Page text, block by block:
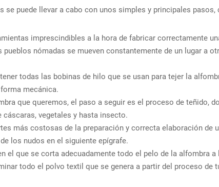
se puede llevar a cabo con unos simples y principales
imprescindibles a la hora de fabricar correctamente
nómadas se mueven constantemente de un lugar a
todas las bobinas de hilo que se usan para tejer la
mecánica.
que queremos, el paso a seguir es el proceso de teñido,
vegetales y hasta insecto.
más costosas de la preparación y correcta elaboración
los nudos en el siguiente epígrafe.
el que se corta adecuadamente todo el pelo de la alfombra
todo el polvo textil que se genera a partir del proceso